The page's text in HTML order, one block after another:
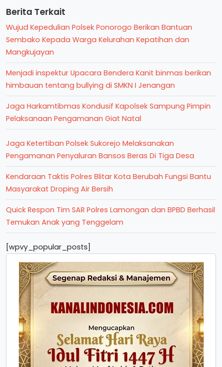
Berita Terkait
Wujud Kepedulian Polsek Ponorogo Berikan Bantuan
Sembako Kepada Warga Kelurahan Kepatihan dan
Mangkujayan
Menjadi inspektur Upacara Bendera Kanit binmas berikan
himbauan tentang bullying di SMKN I Jenangan
Jaga Harkamtibmas Kondusif Kapolsek Sampung Pimpin
Pelaksanaan Pengamanan Giat Natal
Jaga Ketertiban Polsek Sukorejo Melaksanakan
Pengamanan Penyaluran Bansos Beras Di Tiga Desa
Kendaraan Taktis Polres Blitar Kota Berubah Fungsi Bantu
Masyarakat Droping Air Bersih
Quick Respon Tim SAR Polres Lamongan dan BPBD Berhasil
Temukan Anak yang Tenggelam
[wpvy_popular_posts]